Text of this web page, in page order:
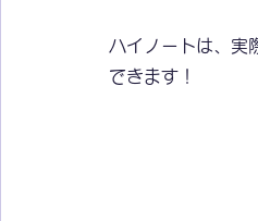
ハイノートは、実
できます！